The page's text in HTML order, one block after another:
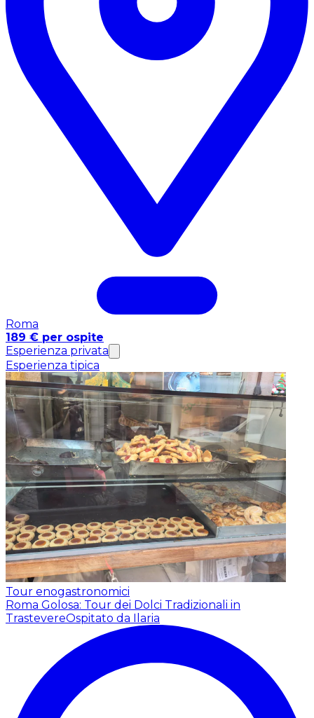
Roma
189 € per ospite
Esperienza privata
Esperienza tipica
Tour enogastronomici
Roma Golosa: Tour dei Dolci Tradizionali in
TrastevereOspitato da Ilaria